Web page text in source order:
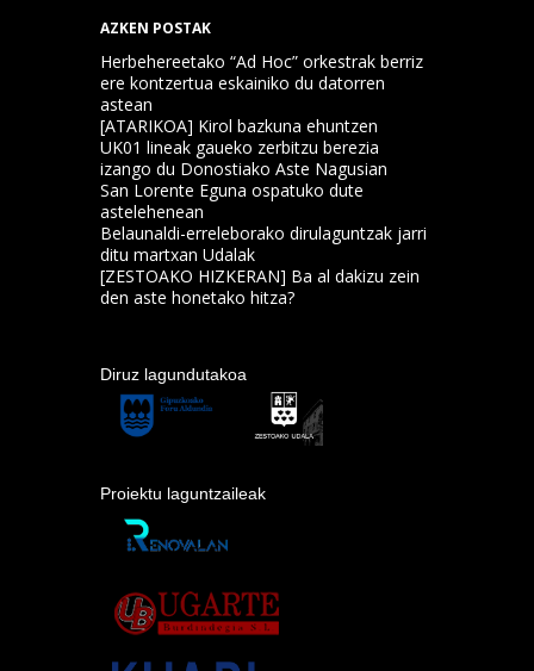
AZKEN POSTAK
Herbehereetako “Ad Hoc” orkestrak berriz
ere kontzertua eskainiko du datorren
astean
[ATARIKOA] Kirol bazkuna ehuntzen
UK01 lineak gaueko zerbitzu berezia
izango du Donostiako Aste Nagusian
San Lorente Eguna ospatuko dute
astelehenean
Belaunaldi-erreleborako dirulaguntzak jarri
ditu martxan Udalak
[ZESTOAKO HIZKERAN] Ba al dakizu zein
den aste honetako hitza?
Diruz lagundutakoa
Proiektu laguntzaileak